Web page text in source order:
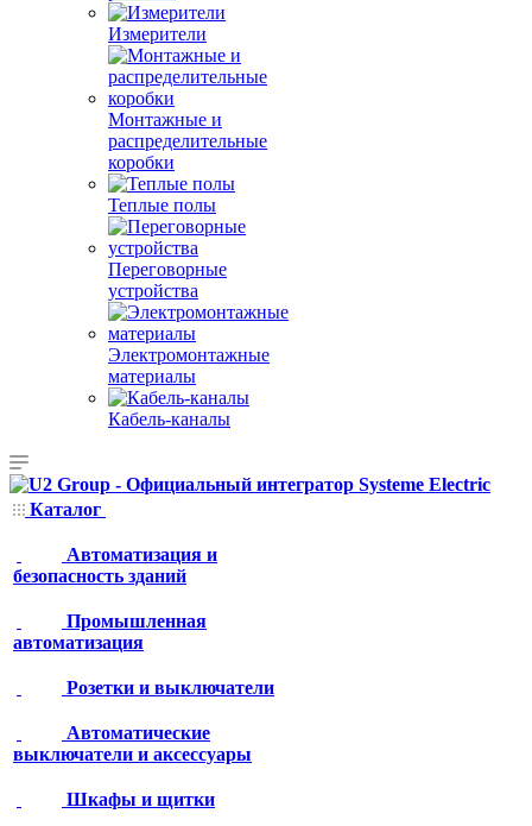
Измерители
Монтажные и
распределительные
коробки
Теплые полы
Переговорные
устройства
Электромонтажные
материалы
Кабель-каналы
Каталог
Автоматизация и
безопасность зданий
Промышленная
автоматизация
Розетки и выключатели
Автоматические
выключатели и аксессуары
Шкафы и щитки